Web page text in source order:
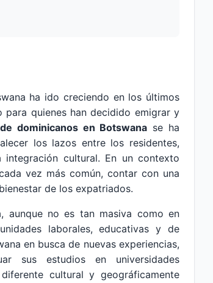
ha ido creciendo en los últimos
quienes han decidido emigrar y
dominicanos en Botswana se ha
los lazos entre los residentes,
cultural. En un contexto
vez más común, contar con una
de los expatriados.
aunque no es tan masiva como en
laborales, educativas y de
en busca de nuevas experiencias,
sus estudios en universidades
cultural y geográficamente